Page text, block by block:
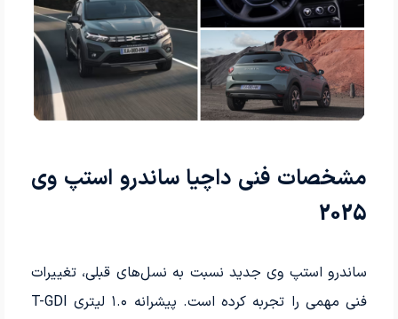
مشخصات فنی داچیا ساندرو استپ وی
2025
ساندرو استپ وی جدید نسبت به نسل‌های قبلی، تغییرات
فنی مهمی را تجربه کرده است. پیشرانه ۱.۰ لیتری T-GDI